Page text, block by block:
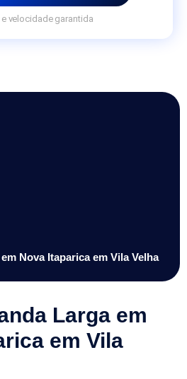
e velocidade garantida
Nova Itaparica em Vila Velha
Larga em
em Vila